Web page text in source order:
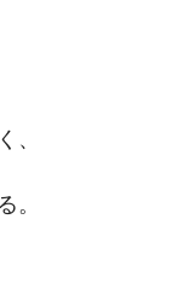
、
。